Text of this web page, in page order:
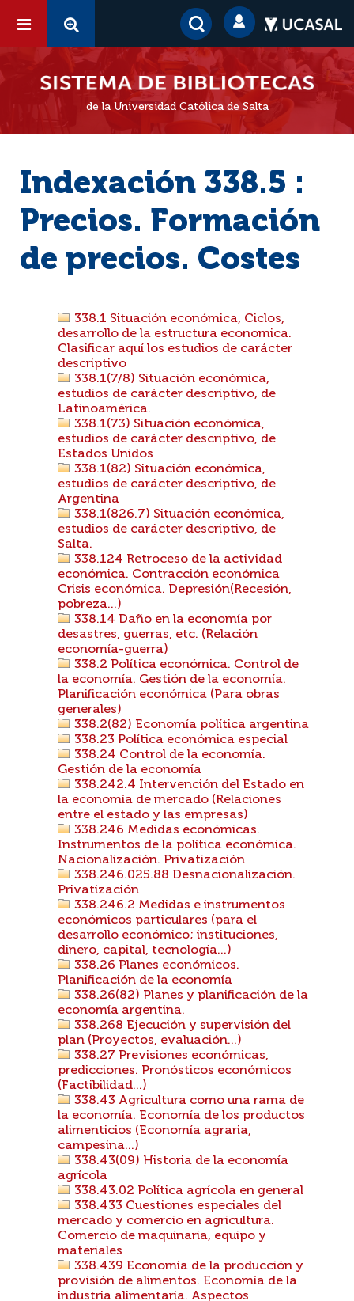
de la Universidad Católica de Salta
Indexación 338.5 :
Precios. Formación
de precios. Costes
338.1 Situación económica, Ciclos,
desarrollo de la estructura economica.
Clasificar aquí los estudios de carácter
descriptivo
338.1(7/8) Situación económica,
estudios de carácter descriptivo, de
Latinoamérica.
338.1(73) Situación económica,
estudios de carácter descriptivo, de
Estados Unidos
338.1(82) Situación económica,
estudios de carácter descriptivo, de
Argentina
338.1(826.7) Situación económica,
estudios de carácter descriptivo, de
Salta.
338.124 Retroceso de la actividad
económica. Contracción económica
Crisis económica. Depresión(Recesión,
pobreza...)
338.14 Daño en la economía por
desastres, guerras, etc. (Relación
economía-guerra)
338.2 Política económica. Control de
la economía. Gestión de la economía.
Planificación económica (Para obras
generales)
338.2(82) Economía política argentina
338.23 Política económica especial
338.24 Control de la economía.
Gestión de la economía
338.242.4 Intervención del Estado en
la economía de mercado (Relaciones
entre el estado y las empresas)
338.246 Medidas económicas.
Instrumentos de la política económica.
Nacionalización. Privatización
338.246.025.88 Desnacionalización.
Privatización
338.246.2 Medidas e instrumentos
económicos particulares (para el
desarrollo económico; instituciones,
dinero, capital, tecnología...)
338.26 Planes económicos.
Planificación de la economía
338.26(82) Planes y planificación de la
economía argentina.
338.268 Ejecución y supervisión del
plan (Proyectos, evaluación...)
338.27 Previsiones económicas,
predicciones. Pronósticos económicos
(Factibilidad...)
338.43 Agricultura como una rama de
la economía. Economía de los productos
alimenticios (Economía agraria,
campesina...)
338.43(09) Historia de la economía
agrícola
338.43.02 Política agrícola en general
338.433 Cuestiones especiales del
mercado y comercio en agricultura.
Comercio de maquinaria, equipo y
materiales
338.439 Economía de la producción y
provisión de alimentos. Economía de la
industria alimentaria. Aspectos